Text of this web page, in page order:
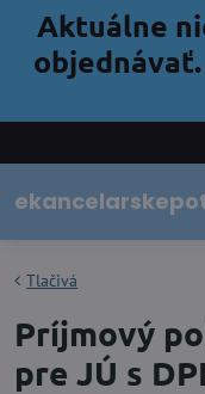
Aktuálne
Tlačivá
Príjmový
pre JÚ s